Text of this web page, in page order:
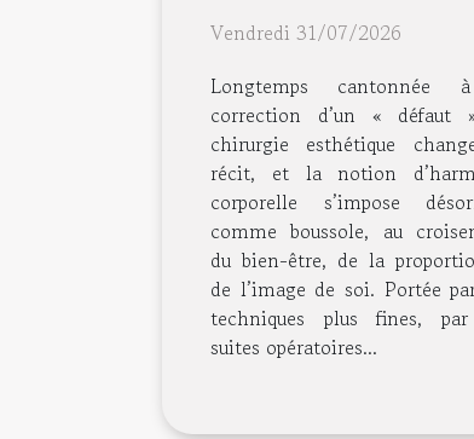
intervention
Vendredi 31/07/2026
Longtemps cantonnée
correction d’un « défaut
chirurgie esthétique
récit, et la notion
corporelle s’impose
comme boussole, au
du bien-être, de la
de l’image de soi. Portée
techniques plus fines,
suites opératoires...